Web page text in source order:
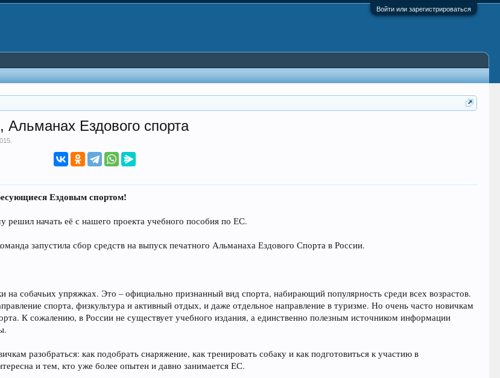
Войти или зарегистрироваться
Альманах Ездового спорта
Ездовым спортом!
начать её с нашего проекта учебного пособия по ЕС.
запустила сбор средств на выпуск печатного Альманаха Ездового Спорта в России.
на собачьих упряжках. Это – официально признанный вид спорта, набирающий популярность среди всех возрастов.
спорта, физкультура и активный отдых, и даже отдельное направление в туризме. Но очень часто новичкам
К сожалению, в России не существует учебного издания, а единственно полезным источником информации
разобраться: как подобрать снаряжение, как тренировать собаку и как подготовиться к участию в
и тем, кто уже более опытен и давно занимается ЕС.